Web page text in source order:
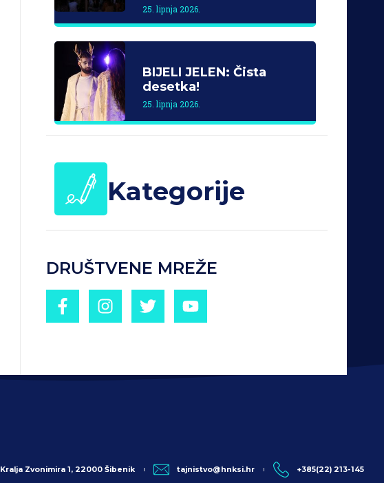
25. lipnja 2026.
BIJELI JELEN: Čista
desetka!
25. lipnja 2026.
Kategorije
DRUŠTVENE MREŽE
Kralja Zvonimira 1, 22000 Šibenik tajnistvo@hnksi.hr +385(22) 213-145